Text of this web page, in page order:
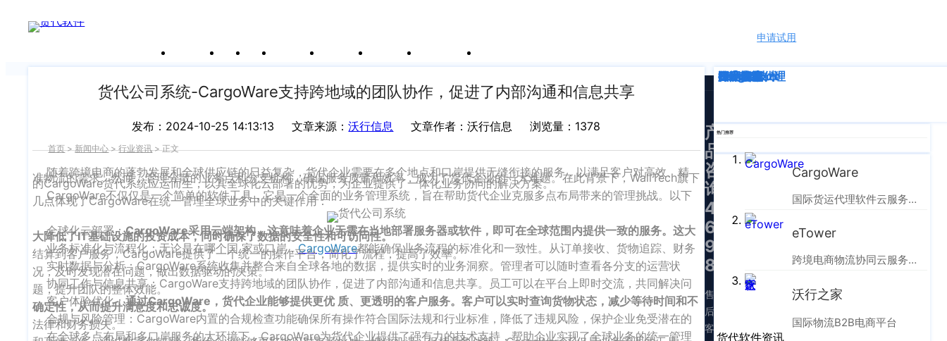
关于沃行 产品 价格 客户案例 新闻资讯 支持中心 运价与货盘
申请试用
申请试用
产
货代公司系统-CargoWare支持跨地域的团队协作，促进了内部沟通和信息共享
发布：2024-10-25 14:13:13 文章来源：沃行信息 文章作者：沃行信息 浏览量：1378
首页>新闻中心>行业资讯>正文
随着跨境电商的蓬勃发展和全球供应链的日益复杂，货代企业需要在多个地点和口岸提供无缝衔接的服务，以满足客户对高效、精
准物流的需求。然而，管理分散的业务点和分支机构，确保服务质量和效率，成为了货代企业的一大难题。在此背景下，WallTech旗下
的CargoWare货代系统应运而生，以其全球化云部署的优势，为企业提供了一体化业务协同的解决方案。
CargoWare不仅仅是一个简单的软件工具，它是一个全面的业务管理系统，旨在帮助货代企业克服多点布局带来的管理挑战。以下
几点体现了CargoWare在统一管理全球业务中的关键作用：
全球化云部署：CargoWare采用云端架构，这意味着企业无需在当地部署服务器或软件，即可在全球范围内提供一致的服务。这大
大降低了IT基础设施的投资成本，同时确保了数据的安全性和可访问性。
业务标准化与流程化：无论是在哪个国 家或口岸，CargoWare都能确保业务流程的标准化和一致性。从订单接收、货物追踪、财务
结算到客户服务，CargoWare提供了一个统一的操作平台，简化了流程，提高了效率。
实时数据与分析：CargoWare系统收集并整合来自全球各地的数据，提供实时的业务洞察。管理者可以随时查看各分支的运营状
况，及时发现潜在问题，做出数据驱动的决策。
协同工作与信息共享：CargoWare支持跨地域的团队协作，促进了内部沟通和信息共享。员工可以在平台上即时交流，共同解决问
题，提升团队的整体效能。
客户体验优化：通过CargoWare，货代企业能够提供更优 质、更透明的客户服务。客户可以实时查询货物状态，减少等待时间和不
确定性，从而提升满意度和忠诚度。
合规与风险管理：CargoWare内置的合规检查功能确保所有操作符合国际法规和行业标准，降低了违规风险，保护企业免受潜在的
法律和财务损失。
在全球多点布局和多口岸服务的大环境下，CargoWare为货代企业提供了强有力的技术支持，帮助企业实现了全球业务的统一管理
深度解析
企业动态
行业资讯
eTower
CargoWare
跨境电商
国际货运代理
SaaS云技术
国际物流
热门推荐
CargoWare
国际货运代理软件云服务平台
eTower
跨境电商物流协同云服务平台
沃行之家
国际物流B2B电商平台
货代软件资讯
产
品
咨
询：
400-
665-
9211（转
830）
售
后
客